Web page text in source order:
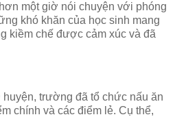
một giờ nói chuyện với phóng
khó khăn của học sinh mang
kiềm chế được cảm xúc và đã
trường đã tổ chức nấu ăn
chính và các điểm lẻ. Cụ thể,